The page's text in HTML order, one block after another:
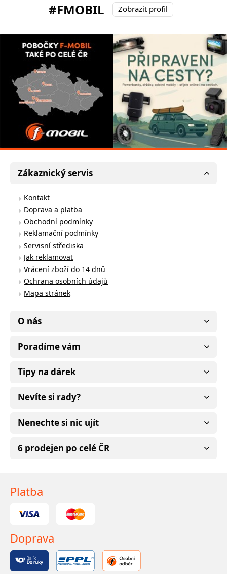
#FMOBIL
Zobrazit profil
Zákaznický servis
Kontakt
Doprava a platba
Obchodní podmínky
Reklamační podmínky
Servisní střediska
Jak reklamovat
Vrácení zboží do 14 dnů
Ochrana osobních údajů
Mapa stránek
O nás
Poradíme vám
Tipy na dárek
Nevíte si rady?
Nenechte si nic ujít
6 prodejen po celé ČR
Platba
Doprava